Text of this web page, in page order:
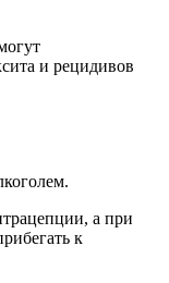
и рецидивов
а при
к